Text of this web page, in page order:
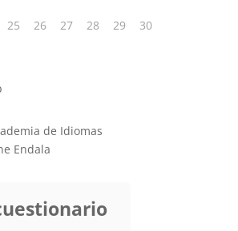
25 26 27 28 29 30